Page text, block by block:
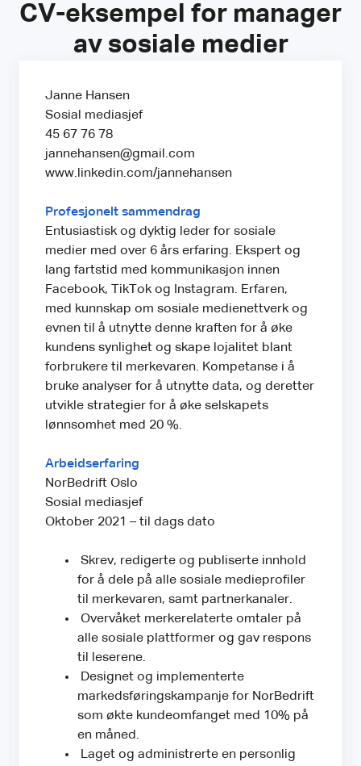
CV-eksempel for manager
av sosiale medier
Janne Hansen
Sosial mediasjef
45 67 76 78
jannehansen@gmail.com
www.linkedin.com/jannehansen
Profesjonelt sammendrag
Entusiastisk og dyktig leder for sosiale
medier med over 6 års erfaring. Ekspert og
lang fartstid med kommunikasjon innen
Facebook, TikTok og Instagram. Erfaren,
med kunnskap om sosiale medienettverk og
evnen til å utnytte denne kraften for å øke
kundens synlighet og skape lojalitet blant
forbrukere til merkevaren. Kompetanse i å
bruke analyser for å utnytte data, og deretter
utvikle strategier for å øke selskapets
lønnsomhet med 20 %.
Arbeidserfaring
NorBedrift Oslo
Sosial mediasjef
Oktober 2021 – til dags dato
Skrev, redigerte og publiserte innhold
for å dele på alle sosiale medieprofiler
til merkevaren, samt partnerkanaler.
Overvåket merkerelaterte omtaler på
alle sosiale plattformer og gav respons
til leserene.
Designet og implementerte
markedsføringskampanje for NorBedrift
som økte kundeomfanget med 10% på
en måned.
Laget og administrerte en personlig